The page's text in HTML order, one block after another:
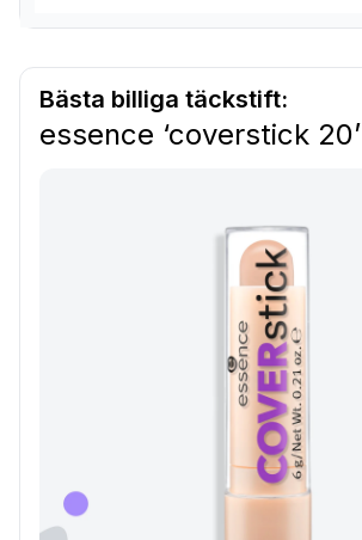
Bästa billiga täckstift:
essence ‘coverstick 20’